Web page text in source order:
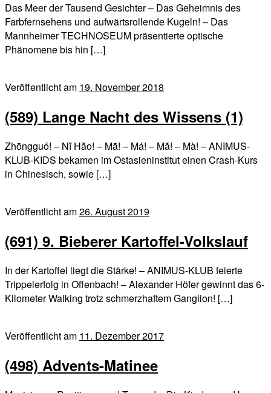
Das Meer der Tausend Gesichter – Das Geheimnis des
Farbfernsehens und aufwärtsrollende Kugeln! – Das
Mannheimer TECHNOSEUM präsentierte optische
Phänomene bis hin […]
Veröffentlicht am 19. November 2018
(589) Lange Nacht des Wissens (1)
Zhōngguó! – Nĭ Hăo! – Mā! – Má! – Mă! – Mà! – ANIMUS-
KLUB-KIDS bekamen im Ostasieninstitut einen Crash-Kurs
in Chinesisch, sowie […]
Veröffentlicht am26. August 2019
(691) 9. Bieberer Kartoffel-Volkslauf
In der Kartoffel liegt die Stärke! – ANIMUS-KLUB feierte
Trippelerfolg in Offenbach! – Alexander Höfer gewinnt das 6-
Kilometer Walking trotz schmerzhaftem Ganglion! […]
Veröffentlicht am 11. Dezember 2017
(498) Advents-Matinee